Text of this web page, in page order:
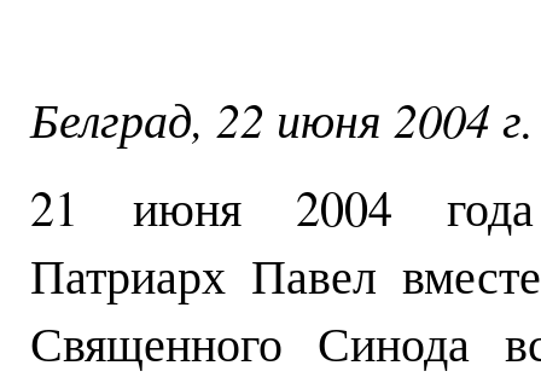
Белград, 22 июня 2004 г.
21 июня 2004 года
Патриарх Павел
Священного Синода